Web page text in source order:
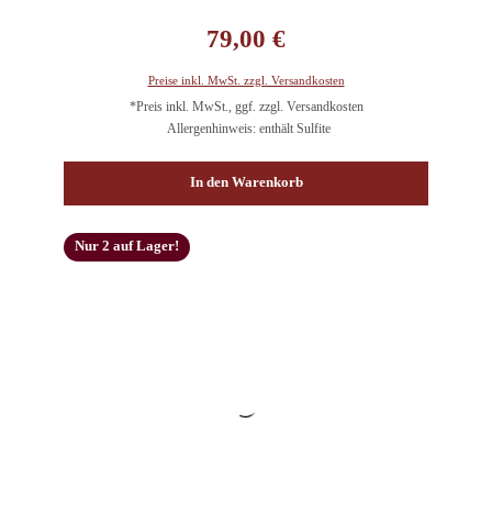
79,00 €
Preise inkl. MwSt. zzgl. Versandkosten
*Preis inkl. MwSt., ggf. zzgl. Versandkosten
Allergenhinweis: enthält Sulfite
In den Warenkorb
Nur 2 auf Lager!